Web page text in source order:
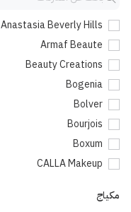
Anastasia Beverly Hills
Armaf Beaute
Beauty Creations
Bogenia
Bolver
Bourjois
Boxum
CALLA Makeup
Catrice
مكياج